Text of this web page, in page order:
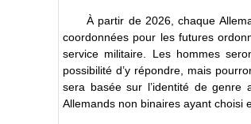
À partir de 2026, chaque
coordonnées pour les futures
service militaire. Les hommes
possibilité d’y répondre, mais
sera basée sur l’identité de genre
Allemands non binaires ayant choisi